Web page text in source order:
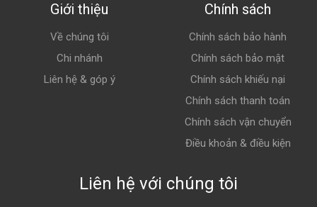
Ford Focus 1.5 Ecoboost
Đối với các hãng ắc quy sản xuất trong nước thì
​​​​​Các bình nội địa sản xuất trong nước có giá thành thay
Giới thiệu
Về chúng tôi
Chi nhánh
Liên hệ & góp ý
Chính sách
Chính sách bảo hành
Chính sách bảo mật
Chính sách khiếu nại
Chính sách thanh toán
Chính sách vận chuyển
Điều khoản & điều kiện
Liên hệ với chúng tôi